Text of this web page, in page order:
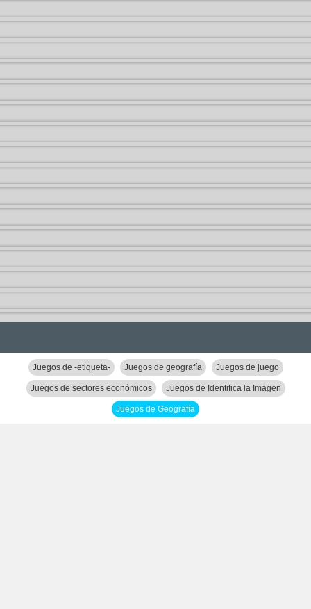
Juegos de -etiqueta- Juegos de geografía Juegos de juego
Juegos de sectores económicos Juegos de Identifica la Imagen
Juegos de Geografía